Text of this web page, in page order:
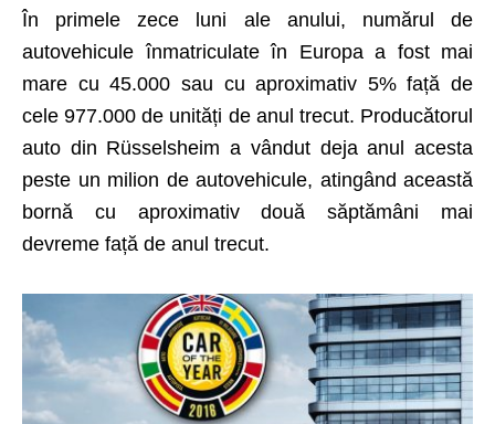
În primele zece luni ale anului, numărul de
autovehicule înmatriculate în Europa a fost mai
mare cu 45.000 sau cu aproximativ 5% față de
cele 977.000 de unități de anul trecut. Producătorul
auto din Rüsselsheim a vândut deja anul acesta
peste un milion de autovehicule, atingând această
bornă cu aproximativ două săptămâni mai
devreme față de anul trecut.